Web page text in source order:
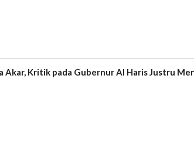
Akar, Kritik pada Gubernur Al Haris Justru